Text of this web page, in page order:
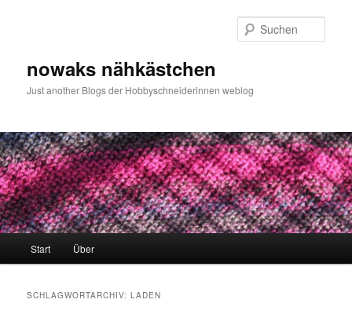
nowaks nähkästchen
Just another Blogs der Hobbyschneiderinnen weblog
Start Über
SCHLAGWORTARCHIV:LADEN